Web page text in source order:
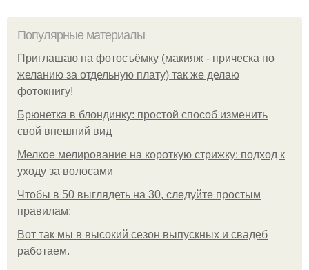
Популярные материалы
Приглашаю на фотосъёмку (макияж - прическа по
желанию за отдельную плату) так же делаю
фотокнигу!
Брюнетка в блондинку: простой способ изменить
свой внешний вид
Мелкое мелирование на короткую стрижку: подход к
уходу за волосами
Чтобы в 50 выглядеть на 30, следуйте простым
правилам:
Вот так мы в высокий сезон выпускных и свадеб
работаем.